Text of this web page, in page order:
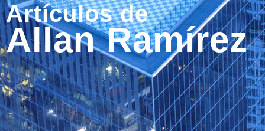
Artículos de
Allan Ramírez